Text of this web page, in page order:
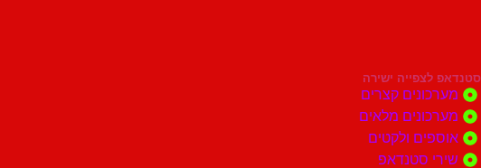
סטנדאפ לצפייה ישירה
מערכונים קצרים
מערכונים מלאים
אוספים ולקטים
שירי סטנדאפ